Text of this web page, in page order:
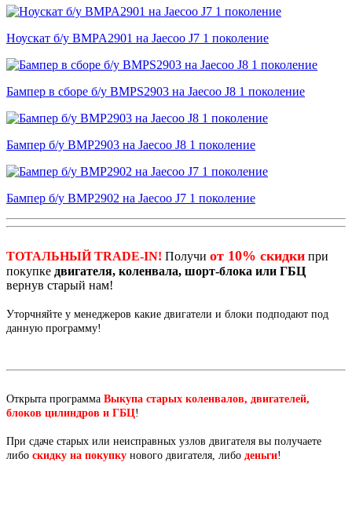
Ноускат б/у BMPA2901 на Jaecoo J7 1 поколение
Бампер в сборе б/у BMPS2903 на Jaecoo J8 1 поколение
Бампер б/у BMP2903 на Jaecoo J8 1 поколение
Бампер б/у BMP2902 на Jaecoo J7 1 поколение
ТОТАЛЬНЫЙ TRADE-IN! Получи от 10% скидки при
покупке двигателя, коленвала, шорт-блока или ГБЦ
вернув старый нам!
Уторчняйте у менеджеров какие двигатели и блоки подподают под
данную программу!
Открыта программа Выкупа старых коленвалов, двигателей,
блоков цилиндров и ГБЦ!
При сдаче старых или неисправных узлов двигателя вы получаете
либо скидку на покупку нового двигателя, либо деньги!